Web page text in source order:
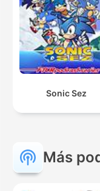
Sonic Sez
Más